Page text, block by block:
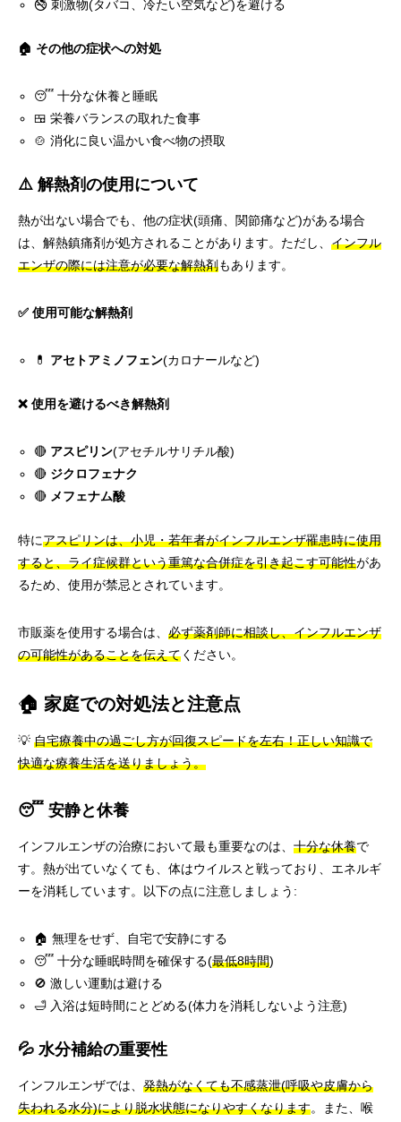
🚭 刺激物(タバコ、冷たい空気など)を避ける
🏠 その他の症状への対処
😴 十分な休養と睡眠
🍱 栄養バランスの取れた食事
🍲 消化に良い温かい食べ物の摂取
⚠️ 解熱剤の使用について
熱が出ない場合でも、他の症状(頭痛、関節痛など)がある場合
は、解熱鎮痛剤が処方されることがあります。ただし、 インフル
エンザの際には注意が必要な解熱剤もあります。
✅ 使用可能な解熱剤
💊 アセトアミノフェン(カロナールなど)
❌ 使用を避けるべき解熱剤
🔴 アスピリン(アセチルサリチル酸)
🔴 ジクロフェナク
🔴 メフェナム酸
特にアスピリンは、小児・若年者がインフルエンザ罹患時に使用
すると、ライ症候群という重篤な合併症を引き起こす可能性があ
るため、使用が禁忌とされています。
市販薬を使用する場合は、 必ず薬剤師に相談し、インフルエンザ
の可能性があることを伝えてください。
🏠 家庭での対処法と注意点
💡 自宅療養中の過ごし方が回復スピードを左右！正しい知識で
快適な療養生活を送りましょう。
😴 安静と休養
インフルエンザの治療において最も重要なのは、 十分な休養で
す。熱が出ていなくても、体はウイルスと戦っており、エネルギ
ーを消耗しています。以下の点に注意しましょう:
🏠 無理をせず、自宅で安静にする
😴 十分な睡眠時間を確保する(最低8時間)
🚫 激しい運動は避ける
🛁 入浴は短時間にとどめる(体力を消耗しないよう注意)
💦 水分補給の重要性
インフルエンザでは、 発熱がなくても不感蒸泄(呼吸や皮膚から
失われる水分)により脱水状態になりやすくなります。また、喉